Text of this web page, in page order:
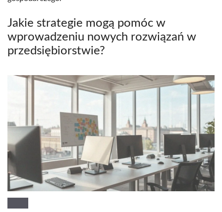
Jakie strategie mogą pomóc w
wprowadzeniu nowych rozwiązań w
przedsiębiorstwie?